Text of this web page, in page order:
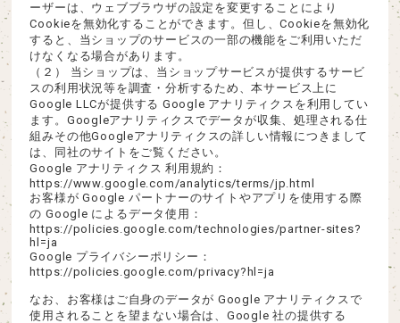
ーザーは、ウェブブラウザの設定を変更することにより
Cookieを無効化することができます。但し、Cookieを無効化
すると、当ショップのサービスの一部の機能をご利用いただ
けなくなる場合があります。
（２） 当ショップは、当ショップサービスが提供するサービ
スの利用状況等を調査・分析するため、本サービス上に
Google LLCが提供する Google アナリティクスを利用してい
ます。Googleアナリティクスでデータが収集、処理される仕
組みその他Googleアナリティクスの詳しい情報につきまして
は、同社のサイトをご覧ください。
Google アナリティクス 利用規約：
https://www.google.com/analytics/terms/jp.html
お客様が Google パートナーのサイトやアプリを使用する際
の Google によるデータ使用：
https://policies.google.com/technologies/partner-sites?
hl=ja
Google プライバシーポリシー：
https://policies.google.com/privacy?hl=ja
なお、お客様はご自身のデータが Google アナリティクスで
使用されることを望まない場合は、Google 社の提供する